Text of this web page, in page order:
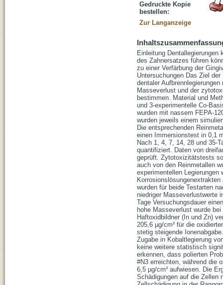
Gedruckte Kopie
bestellen:
Zur Langanzeige
Einleitung Dentallegierungen
des Zahnersatzes führen
zu einer Verfärbung der
Untersuchungen Das Ziel
dentaler
Masseverlust und der
bestimmen. Material und
und 3-experimentelle Co-
wurden mit nassem FEPA-
wurden jeweils einem
Die entsprechenden
einen Immersionstest in 0,1
Nach 1, 4, 7, 14, 28 und 35-
quantifiziert. Daten von
geprüft. Zytotoxizitätstests
auch von den Reinmetallen
experimentellen
wurden für beide Testarten
niedriger Masseverlustwerte
Tage Versuchungsdauer
hohe Masseverlust wurde
Haftoxidbildner (In und Zn)
205,6 µg/cm² für die
stetig steigende
Zugabe in Kobaltlegierung
keine weitere statistisch
erkennen, dass polierten
#N3 erreichten, während die
6,5 µg/cm² aufwiesen. Die
Schädigungen auf die Zellen